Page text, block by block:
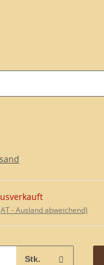
- Ausland abweichend)
Stk.